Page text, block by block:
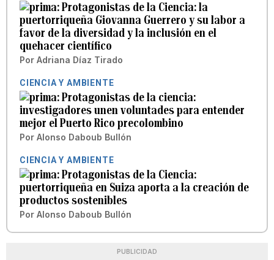
Protagonistas de la Ciencia: la
puertorriqueña Giovanna Guerrero y su labor a
favor de la diversidad y la inclusión en el
quehacer científico
Por Adriana Díaz Tirado
CIENCIA Y AMBIENTE
Protagonistas de la ciencia:
investigadores unen voluntades para entender
mejor el Puerto Rico precolombino
Por Alonso Daboub Bullón
CIENCIA Y AMBIENTE
Protagonistas de la Ciencia:
puertorriqueña en Suiza aporta a la creación de
productos sostenibles
Por Alonso Daboub Bullón
PUBLICIDAD